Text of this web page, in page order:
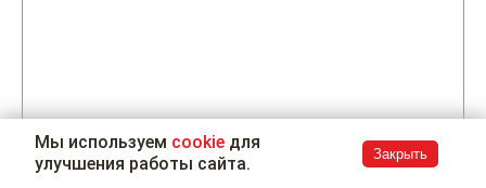
Мы используем cookie для
улучшения работы сайта.
Закрыть